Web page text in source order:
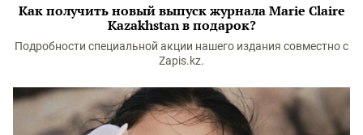
Как получить новый выпуск журнала Marie Claire
Kazakhstan в подарок?
Подробности специальной акции нашего издания совместно с
Zapis.kz.